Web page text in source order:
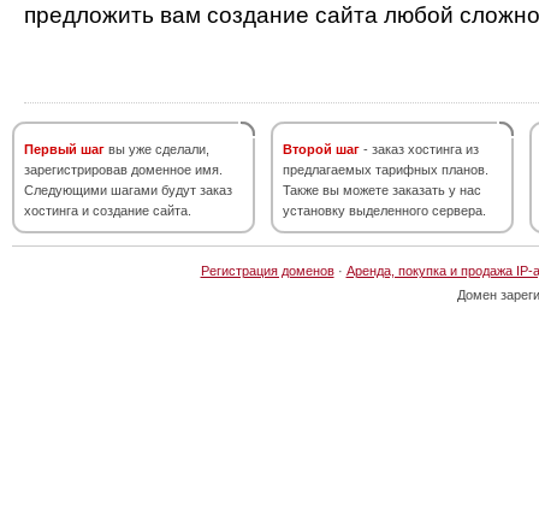
предложить вам создание сайта любой
Первый шаг вы уже сделали,
зарегистрировав доменное имя.
Следующими шагами будут заказ
хостинга и создание сайта.
Второй шаг - заказ хостинга из
предлагаемых тарифных планов.
Также вы можете заказать у нас
установку выделенного сервера.
Регистрация доменов· Аренда, покупка и продажа IP-
Домен